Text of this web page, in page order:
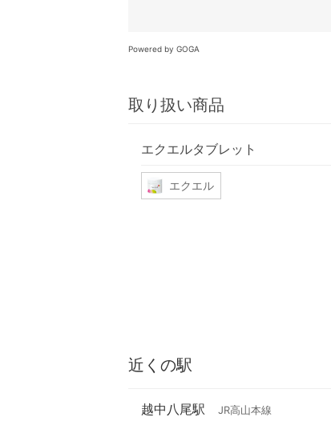
Powered by GOGA
取り扱い商品
エクエルタブレット
エクエル
近くの駅
越中八尾駅 JR高山本線